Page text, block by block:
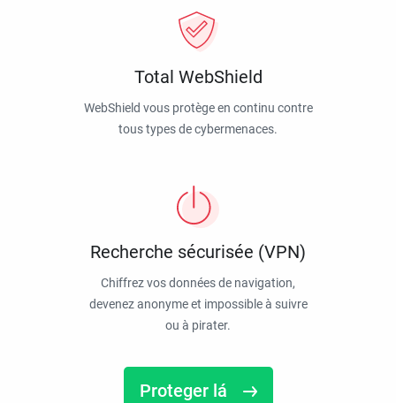
Total WebShield
WebShield vous protège en continu contre
tous types de cybermenaces.
Recherche sécurisée (VPN)
Chiffrez vos données de navigation,
devenez anonyme et impossible à suivre
ou à pirater.
Proteger lá